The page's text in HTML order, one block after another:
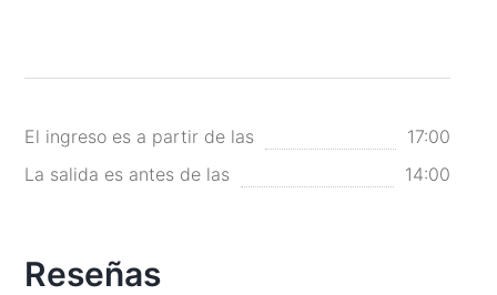
El ingreso es a partir de las
17:00
La salida es antes de las
14:00
Reseñas